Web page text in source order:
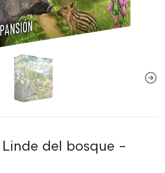
del bosque -